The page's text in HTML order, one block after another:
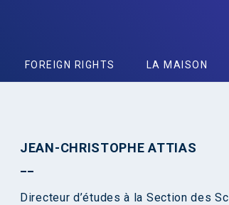
FOREIGN RIGHTS LA MAISON
JEAN-CHRISTOPHE ATTIAS
Directeur d’études à la Section des